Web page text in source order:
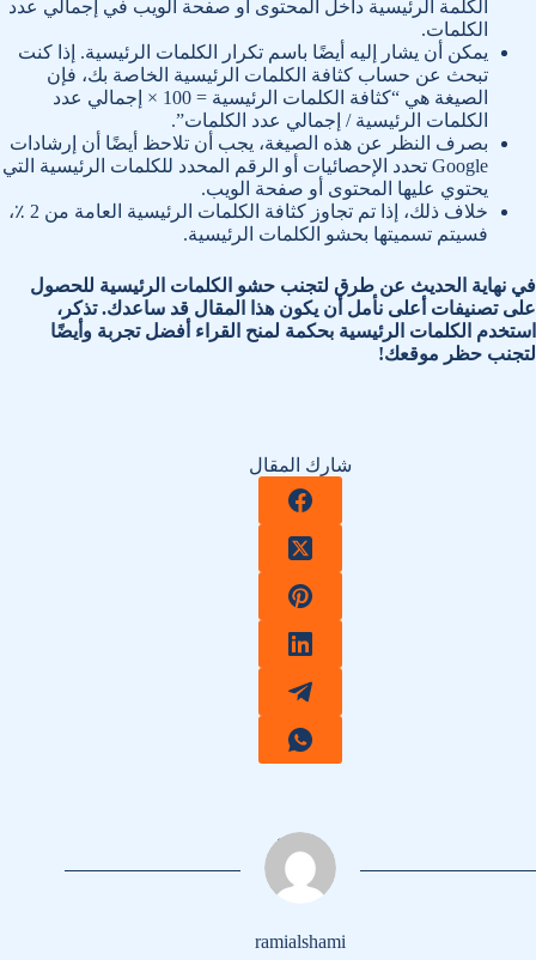
الكلمة الرئيسية داخل المحتوى أو صفحة الويب في إجمالي عدد
الكلمات.
يمكن أن يشار إليه أيضًا باسم تكرار الكلمات الرئيسية. إذا كنت
تبحث عن حساب كثافة الكلمات الرئيسية الخاصة بك، فإن
الصيغة هي “كثافة الكلمات الرئيسية = 100 × إجمالي عدد
الكلمات الرئيسية / إجمالي عدد الكلمات”.
بصرف النظر عن هذه الصيغة، يجب أن تلاحظ أيضًا أن إرشادات
Google تحدد الإحصائيات أو الرقم المحدد للكلمات الرئيسية التي
يحتوي عليها المحتوى أو صفحة الويب.
خلاف ذلك، إذا تم تجاوز كثافة الكلمات الرئيسية العامة من 2 ٪،
فسيتم تسميتها بحشو الكلمات الرئيسية.
في نهاية الحديث عن طرق لتجنب حشو الكلمات الرئيسية للحصول
على تصنيفات أعلى نأمل أن يكون هذا المقال قد ساعدك. تذكر،
استخدم الكلمات الرئيسية بحكمة لمنح القراء أفضل تجربة وأيضًا
لتجنب حظر موقعك!
شارك المقال
ramialshami